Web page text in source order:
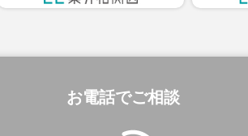
お電話でご相談